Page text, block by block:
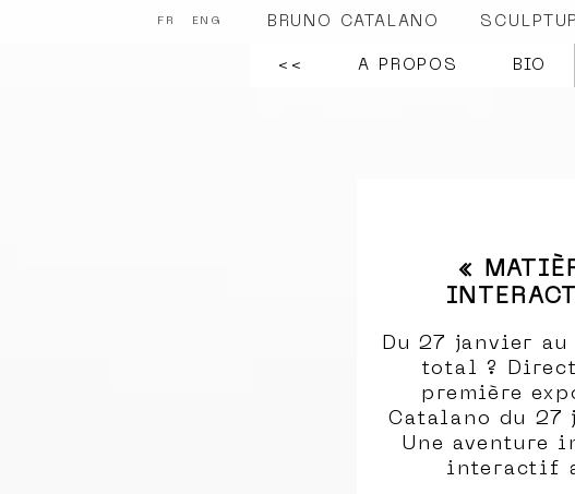
FR ENG BRUNO CATALANO
<< A PROPOS BIO
«
Du 27 janvier
total ?
première
Catalano du 27
Une aventure
interactif